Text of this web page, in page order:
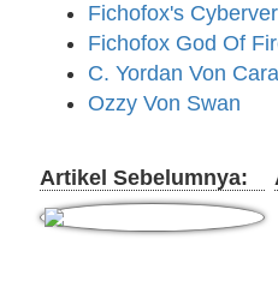
Fichofox's
Fichofox God Of
C. Yordan Von
Ozzy Von Swan
Artikel Sebelumnya: